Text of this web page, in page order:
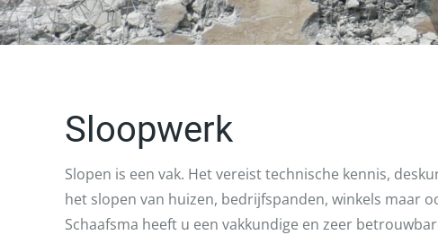
Sloopwerk
Slopen is een vak. Het vereist technische kennis,
het slopen van huizen, bedrijfspanden, winkels maar
Schaafsma heeft u een vakkundige en zeer